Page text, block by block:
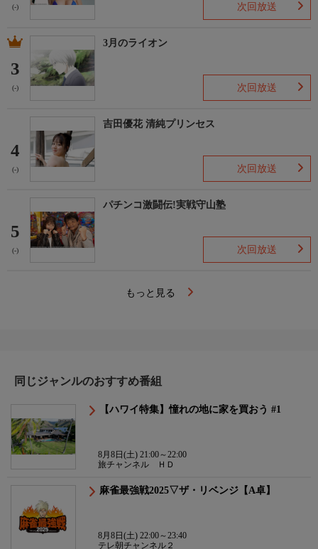
(-) 次回放送
3
(-)
3月のライオン
次回放送
4
(-)
吉田優花 清純プリンセス
次回放送
5
(-)
パチンコ激闘伝!実戦守山塾
次回放送
もっと見る
同じジャンルのおすすめ番組
【ハワイ特集】憧れの地に家を買おう #1
8月8日(土) 21:00～22:00
旅チャンネル ＨＤ
麻雀最強戦2025▽ザ・リベンジ【A卓】
8月8日(土) 22:00～23:40
テレ朝チャンネル２